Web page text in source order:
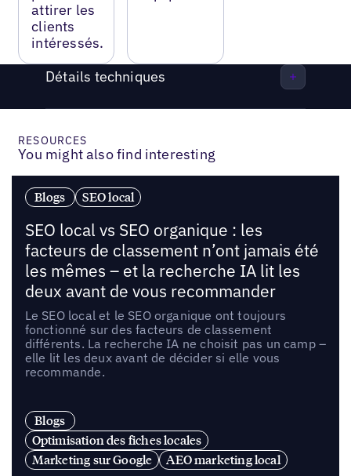
attirer les
clients
intéressés.
Détails techniques
RESOURCES
You might also find interesting
Blogs SEO local
SEO local vs SEO organique : les
facteurs de classement n’ont jamais été
les mêmes – et la recherche IA lit les
deux avant de vous recommander
Le SEO local et le SEO organique ont toujours
fonctionné sur des facteurs de classement
différents. La recherche IA ne choisit pas un camp –
elle lit les deux avant de décider si elle vous
recommande.
Blogs
Optimisation des fiches locales
Marketing sur Google
AEO marketing local